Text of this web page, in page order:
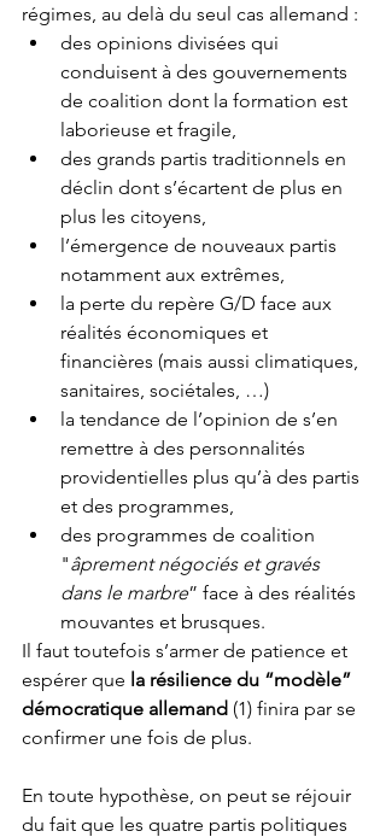
régimes, au delà du seul cas allemand :
des opinions divisées qui
conduisent à des gouvernements
de coalition dont la formation est
laborieuse et fragile,
des grands partis traditionnels en
déclin dont s’écartent de plus en
plus les citoyens,
l’émergence de nouveaux partis
notamment aux extrêmes,
la perte du repère G/D face aux
réalités économiques et
financières (mais aussi climatiques,
sanitaires, sociétales, …)
la tendance de l’opinion de s’en
remettre à des personnalités
providentielles plus qu’à des partis
et des programmes,
des programmes de coalition
"âprement négociés et gravés
dans le marbre” face à des réalités
mouvantes et brusques.
Il faut toutefois s’armer de patience et
espérer que la résilience du “modèle”
démocratique allemand (1) finira par se
confirmer une fois de plus.
En toute hypothèse, on peut se réjouir
du fait que les quatre partis politiques